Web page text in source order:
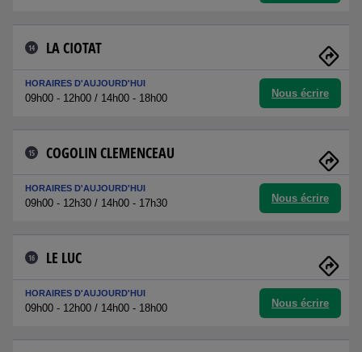
14 LA CIOTAT
HORAIRES D'AUJOURD'HUI
09h00 - 12h00 / 14h00 - 18h00 Nous écrire
15 COGOLIN CLEMENCEAU
HORAIRES D'AUJOURD'HUI
09h00 - 12h30 / 14h00 - 17h30 Nous écrire
16 LE LUC
HORAIRES D'AUJOURD'HUI
09h00 - 12h00 / 14h00 - 18h00 Nous écrire